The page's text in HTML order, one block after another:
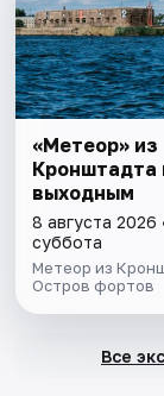
«Метеор» из
Кронштадта
выходным
8 августа 2026
суббота
Метеор из
Остров фортов
Все